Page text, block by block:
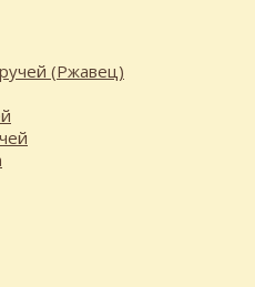
(Ржавец)